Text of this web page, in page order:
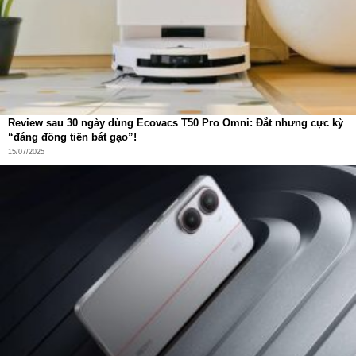
Màn hình AMOLED sắc nét, mượt mà
Review sau 30 ngày dùng Ecovacs T50 Pro Omni: Đắt nhưng cực kỳ
“đáng đồng tiền bát gạo”!
15/07/2025